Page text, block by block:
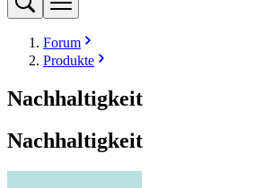
Forum
Produkte
Nachhaltigkeit
Nachhaltigkeit